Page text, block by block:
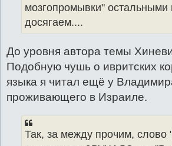
мозгопромывки" остальными
досягаем....
До уровня автора темы
Подобную чушь о ивритских
языка я читал ещё у
проживающего в Израиле.
Так, за между прочим, слово